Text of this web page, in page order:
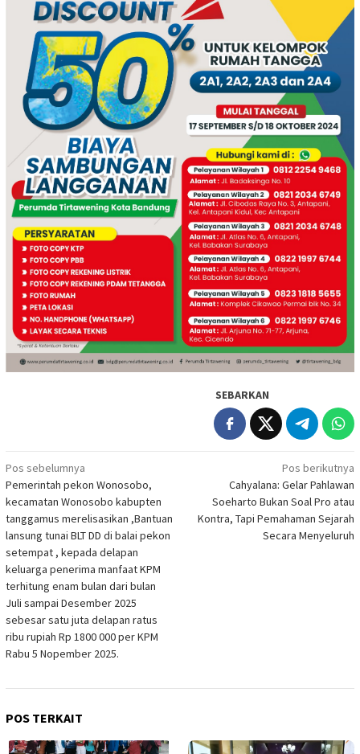
SEBARKAN
Navigasi
pos
Pos sebelumnya
Pemerintah pekon Wonosobo,
kecamatan Wonosobo kabupten
tanggamus merelisasikan ,Bantuan
lansung tunai BLT DD di balai pekon
setempat , kepada delapan
keluarga penerima manfaat KPM
terhitung enam bulan dari bulan
Juli sampai Desember 2025
sebesar satu juta delapan ratus
ribu rupiah Rp 1800 000 per KPM
Rabu 5 Nopember 2025.
Pos berikutnya
Cahyalana: Gelar Pahlawan
Soeharto Bukan Soal Pro atau
Kontra, Tapi Pemahaman Sejarah
Secara Menyeluruh
POS TERKAIT